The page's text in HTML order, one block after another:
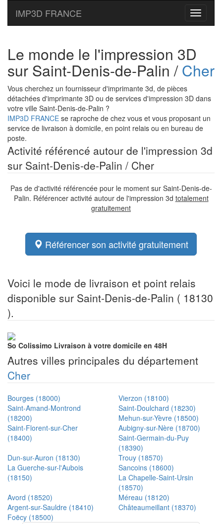
Toggle
IMP3D FRANCE
Le monde le l'impression 3D
sur Saint-Denis-de-Palin /Cher
Vous cherchez un fournisseur d'imprimante 3d, de pièces
détachées d'imprimante 3D ou de services d'impression 3D dans
votre ville Saint-Denis-de-Palin ?
IMP3D FRANCE se raproche de chez vous et vous proposant un
service de livraison à domicile, en point relais ou en bureau de
poste.
Activité référencé autour de l'impression 3d
sur Saint-Denis-de-Palin / Cher
Pas de d'activité référencée pour le moment sur Saint-Denis-de-
Palin. Référencer activité autour de l'impression 3d totalement
gratuitement
Référencer son activité gratuitement
Voici le mode de livraison et point relais
disponible sur Saint-Denis-de-Palin ( 18130
).
So Colissimo Livraison à votre domicile en 48H
Autres villes principales du département
Cher
Bourges (18000)
Vierzon (18100)
Saint-Amand-Montrond
(18200)
Saint-Doulchard (18230)
Mehun-sur-Yèvre (18500)
Saint-Florent-sur-Cher
(18400)
Aubigny-sur-Nère (18700)
Saint-Germain-du-Puy
(18390)
Dun-sur-Auron (18130)
Trouy (18570)
La Guerche-sur-l'Aubois
(18150)
Sancoins (18600)
La Chapelle-Saint-Ursin
(18570)
Avord (18520)
Méreau (18120)
Argent-sur-Sauldre (18410)
Châteaumeillant (18370)
Foëcy (18500)